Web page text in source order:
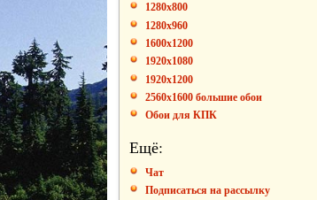
1280x800
1280x960
1600x1200
1920x1080
1920x1200
2560x1600 большие обои
Обои для КПК
Ещё:
Чат
Подписаться на рассылку